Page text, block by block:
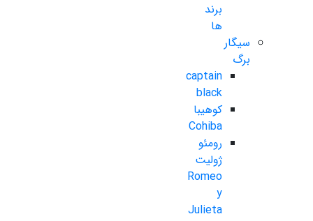
برند
ها
سیگار
برگ
captain
black
کوهیبا
Cohiba
رومئو
ژولیت
Romeo
y
Julieta